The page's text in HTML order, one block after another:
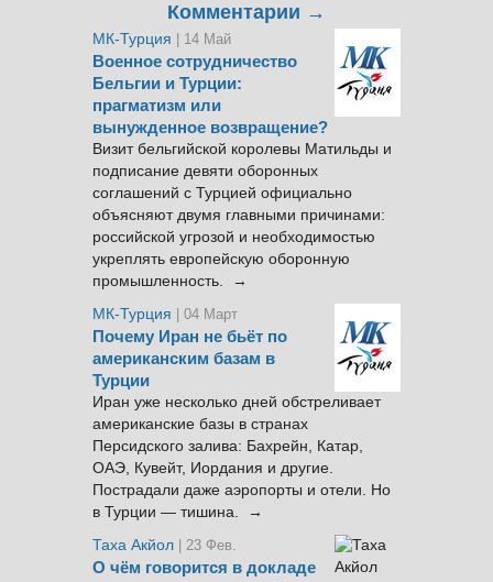
Комментарии →
МК-Турция | 14 Май
Военное сотрудничество
Бельгии и Турции:
прагматизм или
вынужденное возвращение?
Визит бельгийской королевы Матильды и
подписание девяти оборонных
соглашений с Турцией официально
объясняют двумя главными причинами:
российской угрозой и необходимостью
укреплять европейскую оборонную
промышленность. →
МК-Турция
| 04 Март
Почему Иран не бьёт по
американским базам в
Турции
Иран уже несколько дней обстреливает
американские базы в странах
Персидского залива: Бахрейн, Катар,
ОАЭ, Кувейт, Иордания и другие.
Пострадали даже аэропорты и отели. Но
в Турции — тишина. →
Таха Акйол | 23 Фев.
О чём говорится в докладе